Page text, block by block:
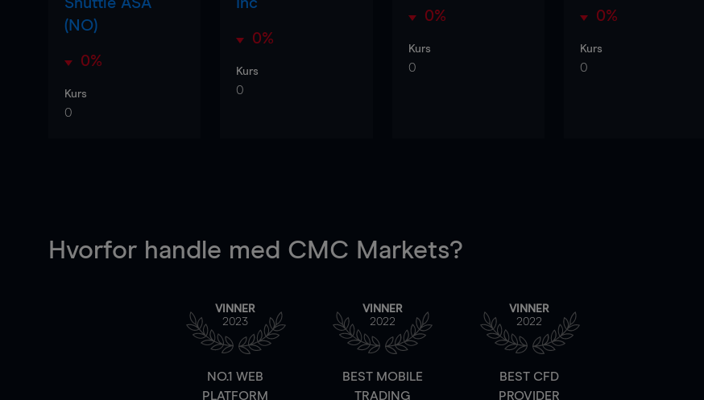
Shuttle ASA
(NO)
0%
Kurs
0
Inc
0%
Kurs
0
0%
Kurs
0
0%
Kurs
0
Hvorfor handle med CMC Markets?
VINNER
2023
NO.1 WEB
PLATFORM
VINNER
2022
BEST MOBILE
TRADING
VINNER
2022
BEST CFD
PROVIDER